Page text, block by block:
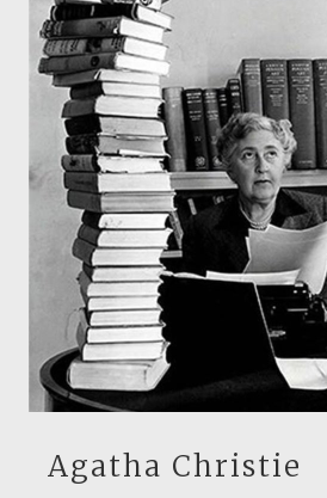
Agatha Christie